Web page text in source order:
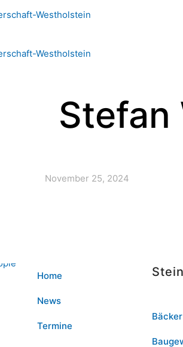
Stefan
November 25, 2024
Home
News
Termine
Bäcker